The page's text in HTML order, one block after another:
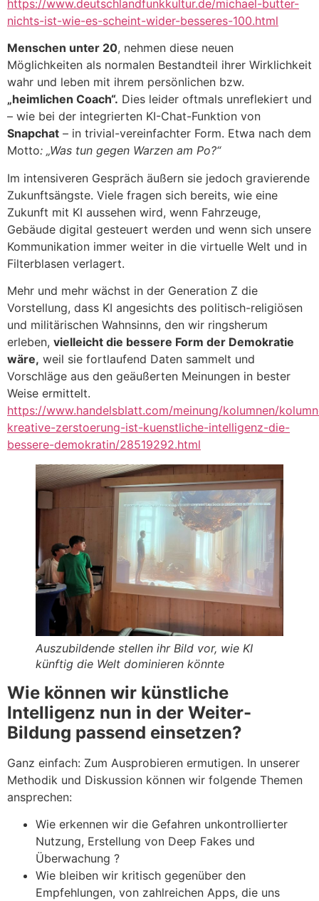
https://www.deutschlandfunkkultur.de/michael-butter-
nichts-ist-wie-es-scheint-wider-besseres-100.html
Menschen unter 20, nehmen diese neuen
Möglichkeiten als normalen Bestandteil ihrer Wirklichkeit
wahr und leben mit ihrem persönlichen bzw.
„heimlichen Coach“. Dies leider oftmals unreflekiert und
– wie bei der integrierten KI-Chat-Funktion von
Snapchat – in trivial-vereinfachter Form. Etwa nach dem
Motto: „Was tun gegen Warzen am Po?“
Im intensiveren Gespräch äußern sie jedoch gravierende
Zukunftsängste. Viele fragen sich bereits, wie eine
Zukunft mit KI aussehen wird, wenn Fahrzeuge,
Gebäude digital gesteuert werden und wenn sich unsere
Kommunikation immer weiter in die virtuelle Welt und in
Filterblasen verlagert.
Mehr und mehr wächst in der Generation Z die
Vorstellung, dass KI angesichts des politisch-religiösen
und militärischen Wahnsinns, den wir ringsherum
erleben, vielleicht die bessere Form der Demokratie
wäre, weil sie fortlaufend Daten sammelt und
Vorschläge aus den geäußerten Meinungen in bester
Weise ermittelt.
https://www.handelsblatt.com/meinung/kolumnen/
kreative-zerstoerung-ist-kuenstliche-intelligenz-die-
bessere-demokratin/28519292.html
Auszubildende stellen ihr Bild vor, wie KI
künftig die Welt dominieren könnte
Wie können wir künstliche
Intelligenz nun in der Weiter-
Bildung passend einsetzen?
Ganz einfach: Zum Ausprobieren ermutigen. In unserer
Methodik und Diskussion können wir folgende Themen
ansprechen:
Wie erkennen wir die Gefahren unkontrollierter
Nutzung, Erstellung von Deep Fakes und
Überwachung ?
Wie bleiben wir kritisch gegenüber den
Empfehlungen, von zahlreichen Apps, die uns